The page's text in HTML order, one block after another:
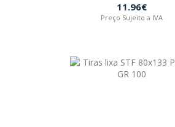
11.96€
Preço Sujeito a IVA